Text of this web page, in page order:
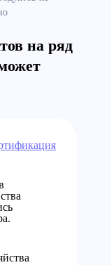
на ряд